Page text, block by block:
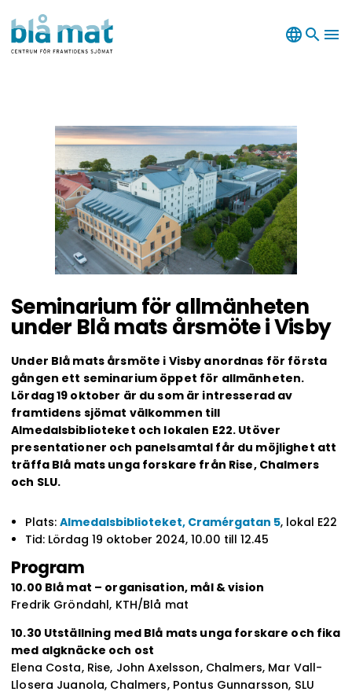
language search menu
Seminarium för allmänheten
under Blå mats årsmöte i Visby
Under Blå mats årsmöte i Visby anordnas för första
gången ett seminarium öppet för allmänheten.
Lördag 19 oktober är du som är intresserad av
framtidens sjömat välkommen till
Almedalsbiblioteket och lokalen E22. Utöver
presentationer och panelsamtal får du möjlighet att
träffa Blå mats unga forskare från Rise, Chalmers
och SLU.
Plats: Almedalsbiblioteket, Cramérgatan 5, lokal E22
Tid: Lördag 19 oktober 2024, 10.00 till 12.45
Program
10.00 Blå mat – organisation, mål & vision
Fredrik Gröndahl, KTH/Blå mat
10.30 Utställning med Blå mats unga forskare och fika
med algknäcke och ost
Elena Costa, Rise, John Axelsson, Chalmers, Mar Vall-
Llosera Juanola, Chalmers, Pontus Gunnarsson, SLU